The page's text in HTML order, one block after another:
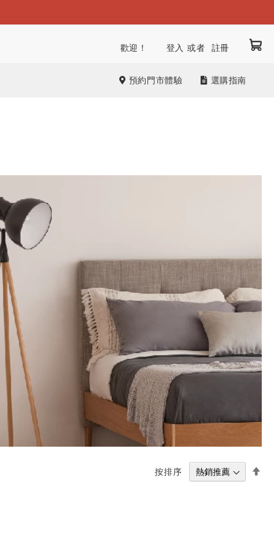
我
容
歡迎！ 登入 註冊
預約門市體驗 選購指南
按排序